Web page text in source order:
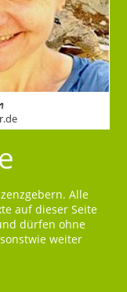
Alle
auf dieser Seite
dürfen ohne
weiter